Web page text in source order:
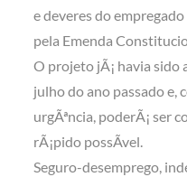
e deveres do
pela Emenda
O projeto jÃ¡ havia sido
julho do ano passado e,
urgÃªncia, poderÃ¡ ser
rÃ¡pido possÃ­vel.
Seguro-desemprego,